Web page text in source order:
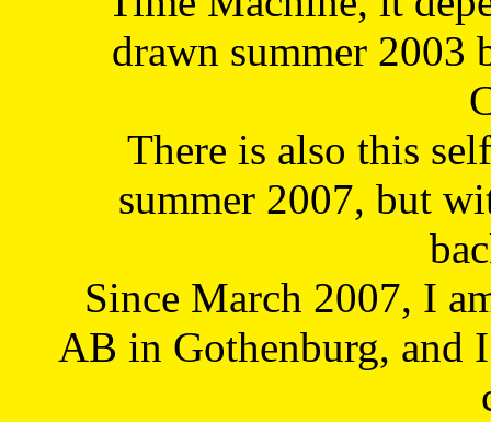
drawn summer 2003
There is also this
summer 2007, but
Since March 2007, I
AB in Gothenburg, and